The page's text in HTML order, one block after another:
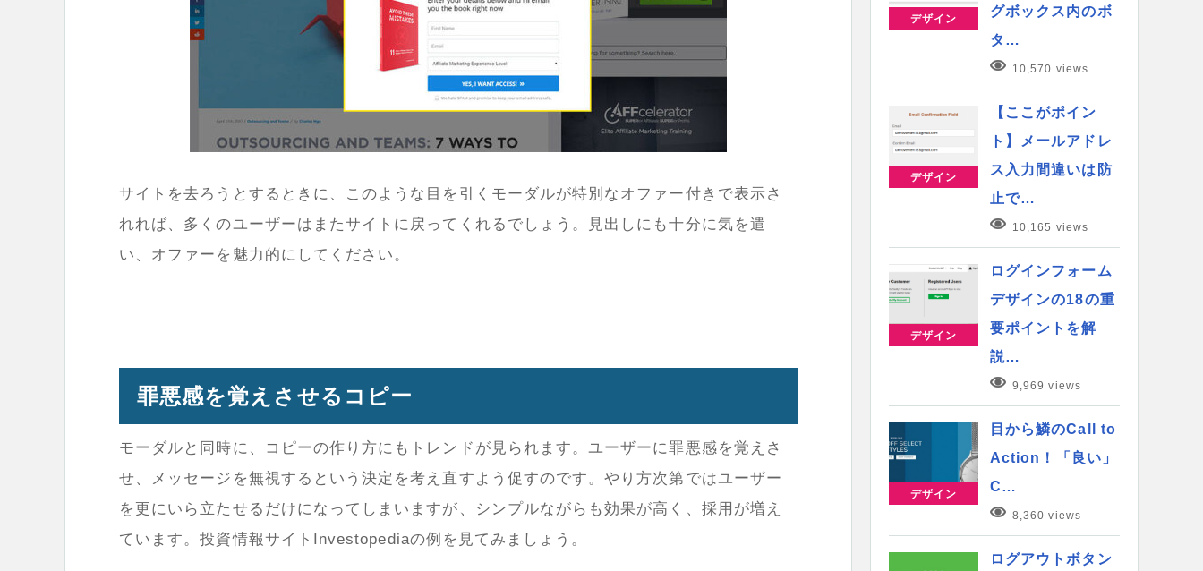
サイトを去ろうとするときに、このような目を引くモーダルが特別なオファー付きで表示さ
れれば、多くのユーザーはまたサイトに戻ってくれるでしょう。見出しにも十分に気を遣
い、オファーを魅力的にしてください。
罪悪感を覚えさせるコピー
モーダルと同時に、コピーの作り方にもトレンドが見られます。ユーザーに罪悪感を覚えさ
せ、メッセージを無視するという決定を考え直すよう促すのです。やり方次第ではユーザー
を更にいら立たせるだけになってしまいますが、シンプルながらも効果が高く、採用が増え
ています。投資情報サイトInvestopediaの例を見てみましょう。
デザイン
グボックス内のボ
タ…
10,570 views
デザイン
【ここがポイン
ト】メールアドレ
ス入力間違いは防
止で…
10,165 views
デザイン
ログインフォーム
デザインの18の重
要ポイントを解
説…
9,969 views
デザイン
目から鱗のCall to
Action！「良い」
C…
8,360 views
ログアウトボタン